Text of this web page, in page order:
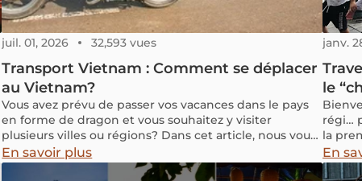
juil. 01, 2026 32,593 vues
Transport Vietnam : Comment se déplacer
au Vietnam?
Vous avez prévu de passer vos vacances dans le pays
en forme de dragon et vous souhaitez y visiter
plusieurs villes ou régions? Dans cet article, nous vous
présentons comment se déplacer au Vietnam pour
mieux organiser votre séjour.
En savoir plus
janv.
le
régi…
la
peut
En